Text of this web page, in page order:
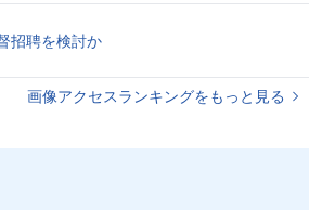
招聘を検討か
画像アクセスランキングをもっと見る